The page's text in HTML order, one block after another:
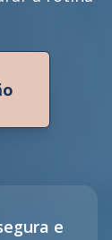
e